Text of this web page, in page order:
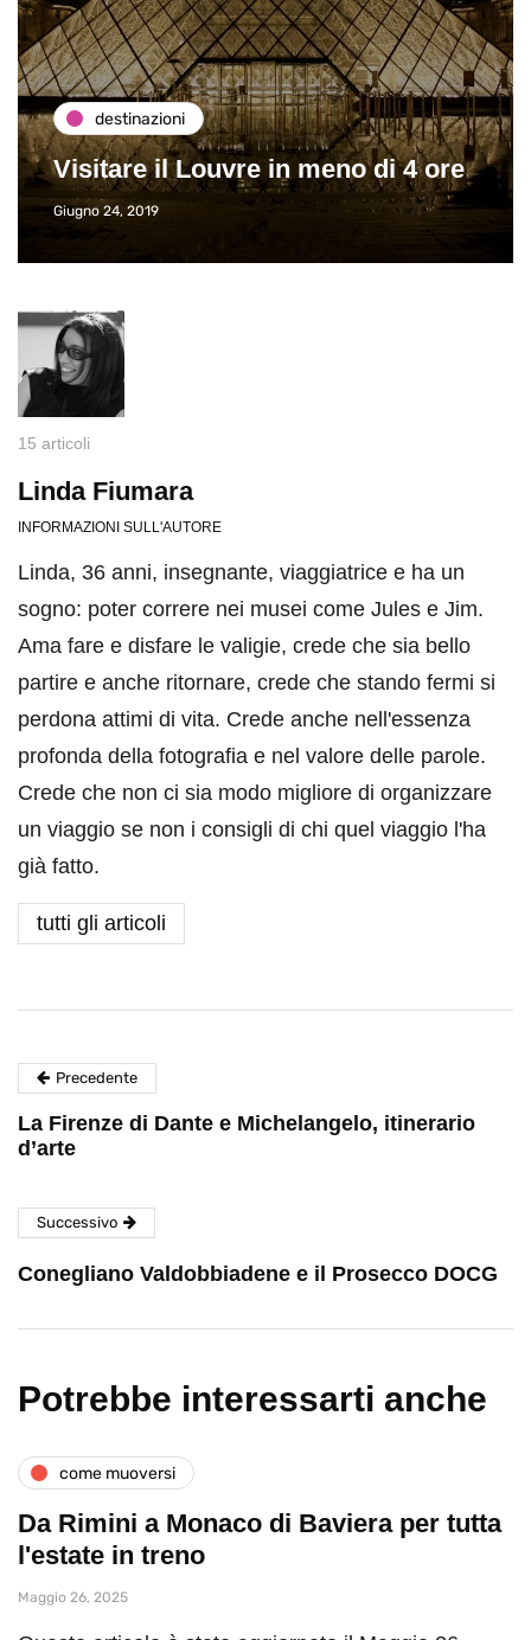
destinazioni
Visitare il Louvre in meno di 4 ore
Giugno 24, 2019
15 articoli
Linda Fiumara
INFORMAZIONI SULL'AUTORE
Linda, 36 anni, insegnante, viaggiatrice e ha un
sogno: poter correre nei musei come Jules e Jim.
Ama fare e disfare le valigie, crede che sia bello
partire e anche ritornare, crede che stando fermi si
perdona attimi di vita. Crede anche nell'essenza
profonda della fotografia e nel valore delle parole.
Crede che non ci sia modo migliore di organizzare
un viaggio se non i consigli di chi quel viaggio l'ha
già fatto.
tutti gli articoli
Precedente
La Firenze di Dante e Michelangelo, itinerario
d’arte
Successivo
Conegliano Valdobbiadene e il Prosecco DOCG
Potrebbe interessarti anche
come muoversi
Da Rimini a Monaco di Baviera per tutta
l'estate in treno
Maggio 26, 2025